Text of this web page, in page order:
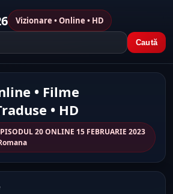
Vizionare • Online • HD
Caută
• Filme
• HD
20 ONLINE 15 FEBRUARIE 2023